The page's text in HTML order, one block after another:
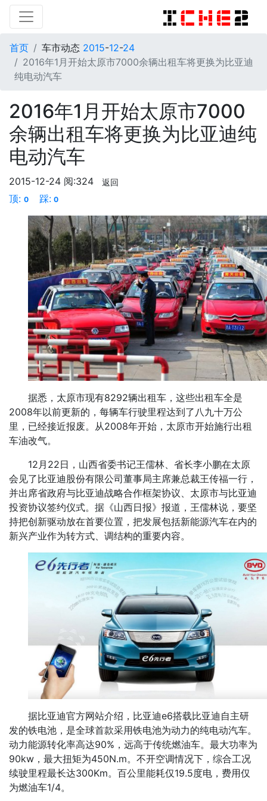
首页 车市动态 2015-12-24
2016年1月开始太原市7000余辆出租车将更换为比亚迪
纯电动汽车
2016年1月开始太原市7000
余辆出租车将更换为比亚迪纯
电动汽车
2015-12-24 阅:324 返回
顶: 0 踩: 0
据悉，太原市现有8292辆出租车，这些出租车全是
2008年以前更新的，每辆车行驶里程达到了八九十万公
里，已经接近报废。从2008年开始，太原市开始施行出租
车油改气。
12月22日，山西省委书记王儒林、省长李小鹏在太原
会见了比亚迪股份有限公司董事局主席兼总裁王传福一行，
并出席省政府与比亚迪战略合作框架协议、太原市与比亚迪
投资协议签约仪式。据《山西日报》报道，王儒林说，要坚
持把创新驱动放在首要位置，把发展包括新能源汽车在内的
新兴产业作为转方式、调结构的重要内容。
据比亚迪官方网站介绍，比亚迪e6搭载比亚迪自主研
发的铁电池，是全球首款采用铁电池为动力的纯电动汽车。
动力能源转化率高达90%，远高于传统燃油车。最大功率为
90kw，最大扭矩为450N.m。不开空调情况下，综合工况
续驶里程最长达300Km。百公里能耗仅19.5度电，费用仅
为燃油车1/4。